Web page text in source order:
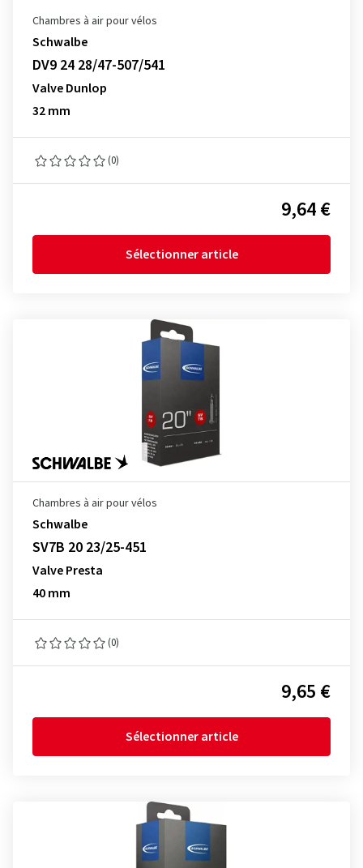
Chambres à air pour vélos
Schwalbe
DV9 24 28/47-507/541
Valve Dunlop
32 mm
(0)
9,64 €
Sélectionner article
Chambres à air pour vélos
Schwalbe
SV7B 20 23/25-451
Valve Presta
40 mm
(0)
9,65 €
Sélectionner article